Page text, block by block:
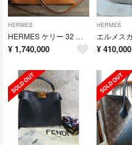
HERMES
HERMES ケリー 32 ゴールド シルバー金具 トレサージュショルダー付
¥ 1,740,000
HERMES
¥ 410,000